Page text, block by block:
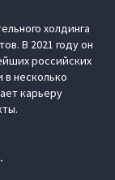
холдинга
В 2021 году он
российских
в несколько
карьеру